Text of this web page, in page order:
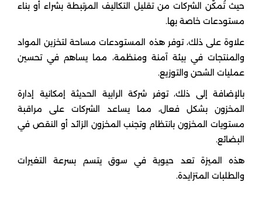
حيث تُمكّن الشركات من تقليل التكاليف المرتبطة بشراء أو بناء
مستودعات خاصة بها.
علاوة على ذلك، توفر هذه المستودعات مساحة لتخزين المواد
والمنتجات في بيئة آمنة ومنظمة، مما يساهم في تحسين
عمليات الشحن والتوزيع.
بالإضافة إلى ذلك، توفر شركة الرابية الحديثة إمكانية إدارة
المخزون بشكل فعال، مما يساعد الشركات على مراقبة
مستويات المخزون بانتظام وتجنب المخزون الزائد أو النقص في
البضائع.
هذه الميزة تعد حيوية في سوق يتسم بسرعة التغيرات
والطلبات المتزايدة.